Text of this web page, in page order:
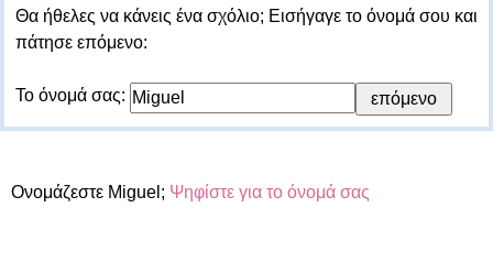
Θα ήθελες να κάνεις ένα σχόλιο; Εισήγαγε το όνομά σου και
πάτησε επόμενο:
Το όνομά σας:
Ονομάζεστε Miguel; Ψηφίστε για το όνομά σας